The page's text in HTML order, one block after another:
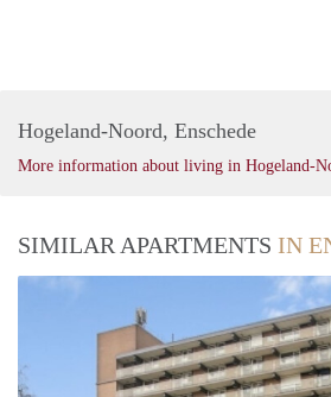
Hogeland-Noord, Enschede
More information about living in Hogeland-
SIMILAR APARTMENTS IN